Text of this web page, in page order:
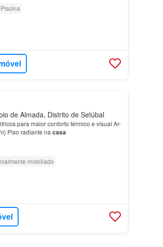
Piscina
de Almada, Distrito de Setúbal
para maior conforto térmico e visual Ar-
Piso radiante na casa
mobiliado